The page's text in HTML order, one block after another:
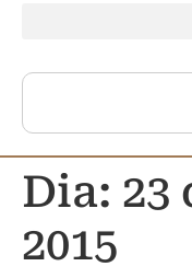
Dia: 23
2015